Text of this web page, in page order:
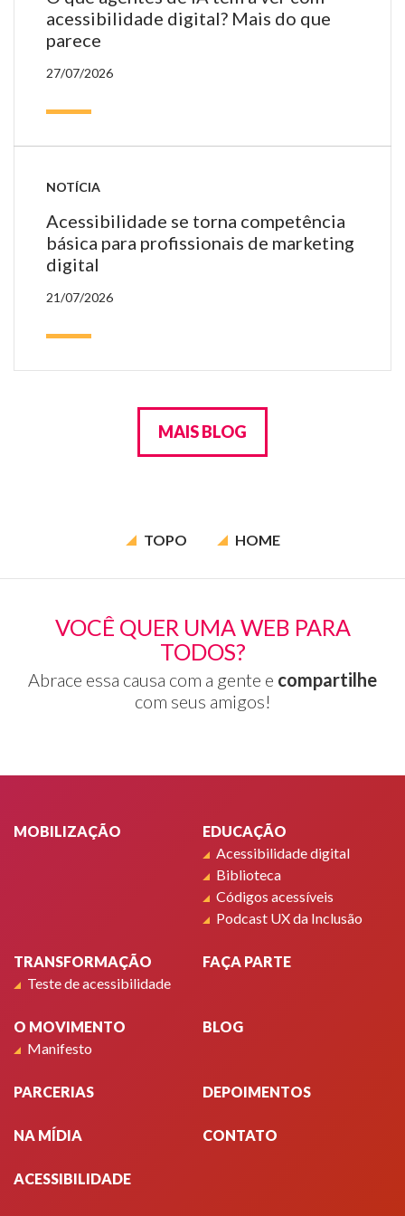
acessibilidade digital? Mais do que
parece
27/07/2026
NOTÍCIA
Acessibilidade se torna competência
básica para profissionais de marketing
digital
21/07/2026
MAIS BLOG
TOPO HOME
VOCÊ QUER UMA WEB PARA
TODOS?
Abrace essa causa com a gente e compartilhe
com seus amigos!
MOBILIZAÇÃO
EDUCAÇÃO
Acessibilidade digital
Biblioteca
Códigos acessíveis
Podcast UX da Inclusão
TRANSFORMAÇÃO
Teste de acessibilidade
FAÇA PARTE
O MOVIMENTO
Manifesto
BLOG
PARCERIAS DEPOIMENTOS
NA MÍDIA CONTATO
ACESSIBILIDADE